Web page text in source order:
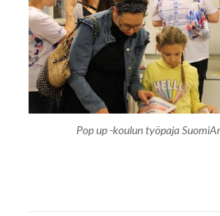
Pop up -koulun työpaja